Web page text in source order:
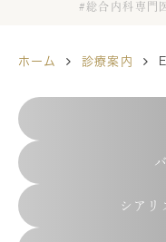
#総合内科専門
ホーム 診療案内
シアリ